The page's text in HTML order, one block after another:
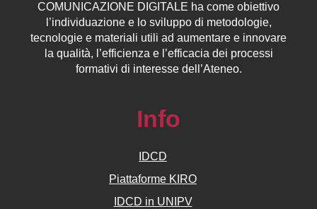
COMUNICAZIONE DIGITALE ha come obiettivo
l’individuazione e lo sviluppo di metodologie,
tecnologie e materiali utili ad aumentare e innovare
la qualità, l’efficienza e l’efficacia dei processi
formativi di interesse dell’Ateneo.
Info
IDCD
Piattaforme KIRO
IDCD in UNIPV